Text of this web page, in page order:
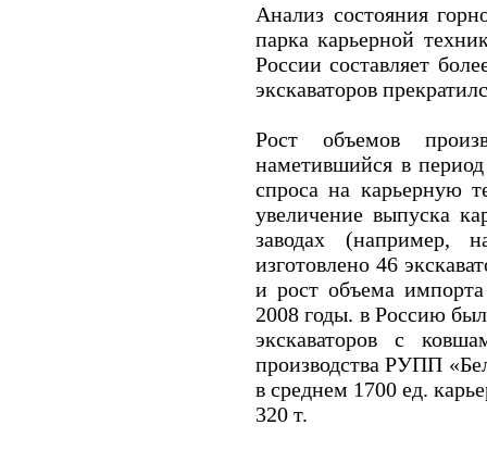
Анализ состояния
парка карьерной
России составляет
экскаваторов
Рост объемов
наметившийся в
спроса на карьерную
увеличение выпуска
заводах
изготовлено 46
и рост объема импорта
2008 годы. в Россию
экскаваторов с
производства РУПП
в среднем 1700 ед.
320 т.